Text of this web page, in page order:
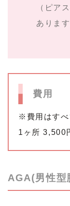
（ピア
あります
費用
※費用はすべ
1ヶ所 3,500
AGA(男性型